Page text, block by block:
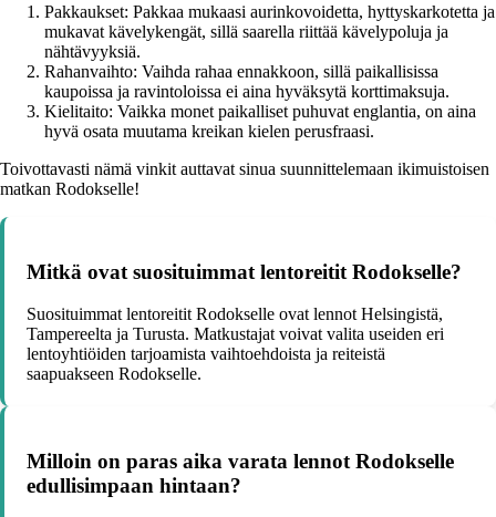
Pakkaukset: Pakkaa mukaasi aurinkovoidetta, hyttyskarkotetta ja
mukavat kävelykengät, sillä saarella riittää kävelypoluja ja
nähtävyyksiä.
Rahanvaihto: Vaihda rahaa ennakkoon, sillä paikallisissa
kaupoissa ja ravintoloissa ei aina hyväksytä korttimaksuja.
Kielitaito: Vaikka monet paikalliset puhuvat englantia, on aina
hyvä osata muutama kreikan kielen perusfraasi.
Toivottavasti nämä vinkit auttavat sinua suunnittelemaan ikimuistoisen
matkan Rodokselle!
Mitkä ovat suosituimmat lentoreitit Rodokselle?
Suosituimmat lentoreitit Rodokselle ovat lennot Helsingistä,
Tampereelta ja Turusta. Matkustajat voivat valita useiden eri
lentoyhtiöiden tarjoamista vaihtoehdoista ja reiteistä
saapuakseen Rodokselle.
Milloin on paras aika varata lennot Rodokselle
edullisimpaan hintaan?